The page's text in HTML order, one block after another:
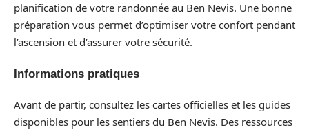
planification de votre randonnée au Ben Nevis. Une bonne
préparation vous permet d’optimiser votre confort pendant
l’ascension et d’assurer votre sécurité.
Informations pratiques
Avant de partir, consultez les cartes officielles et les guides
disponibles pour les sentiers du Ben Nevis. Des ressources